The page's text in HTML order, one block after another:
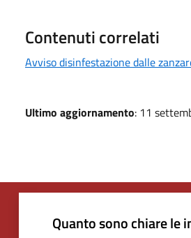
Contenuti correlati
Avviso disinfestazione dalle
Ultimo aggiornamento: 11
Quanto sono chiare le